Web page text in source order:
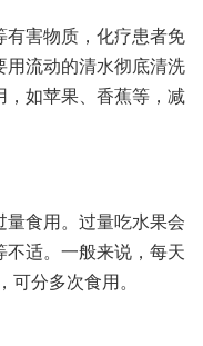
有害物质，化疗患者免
用流动的清水彻底清洗
，如苹果、香蕉等，减
量食用。过量吃水果会
适。一般来说，每天
可分多次食用。